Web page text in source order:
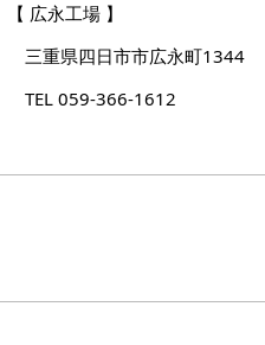
【 広永工場 】
三重県四日市市広永町1344
TEL 059-366-1612